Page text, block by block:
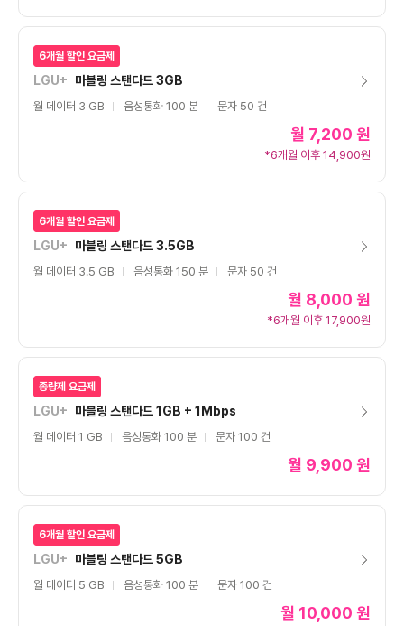
6개월 할인 요금제
LGU+ 마블링 스탠다드 3GB
월 데이터 3 GB 음성통화 100 분 문자 50 건
월 7,200 원
*6개월 이후 14,900원
6개월 할인 요금제
LGU+ 마블링 스탠다드 3.5GB
월 데이터 3.5 GB 음성통화 150 분 문자 50 건
월 8,000 원
*6개월 이후 17,900원
종량제 요금제
LGU+ 마블링 스탠다드 1GB + 1Mbps
월 데이터 1 GB 음성통화 100 분 문자 100 건
월 9,900 원
6개월 할인 요금제
LGU+ 마블링 스탠다드 5GB
월 데이터 5 GB 음성통화 100 분 문자 100 건
월 10,000 원